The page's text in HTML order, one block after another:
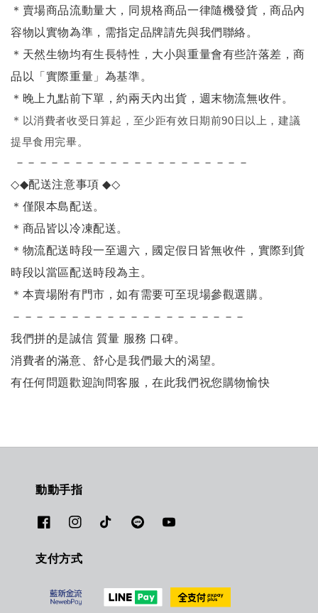
＊賣場商品流動量大，同規格商品一律隨機發貨，商品內
容物以實物為準，需指定品牌請先與我們聯絡。
＊天然生物均有生長特性，大小與重量會有些許落差，商
品以「實際重量」為基準。
＊晚上九點前下單，約兩天內出貨，週末物流無收件。
＊ 以消費者收受日算起，至少距有效日期前90日以上，建議
提早食用完畢。
－－－－－－－－－－－－－－－－－－－－
◇◆配送注意事項◆◇
＊僅限本島配送。
＊商品皆以冷凍配送。
＊物流配送時段一至週六，國定假日皆無收件，實際到貨
時段以當區配送時段為主。
＊本賣場附有門市，如有需要可至現場參觀選購。
－－－－－－－－－－－－－－－－－－－－
我們拼的是誠信 質量 服務 口碑。
消費者的滿意、舒心是我們最大的渴望。
有任何問題歡迎詢問客服，在此我們祝您購物愉快
動動手指
支付方式